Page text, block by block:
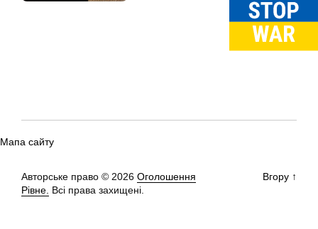
Мапа сайту
Авторське право © 2026 Оголошення
Рівне. Всі права захищені.
Вгору ↑